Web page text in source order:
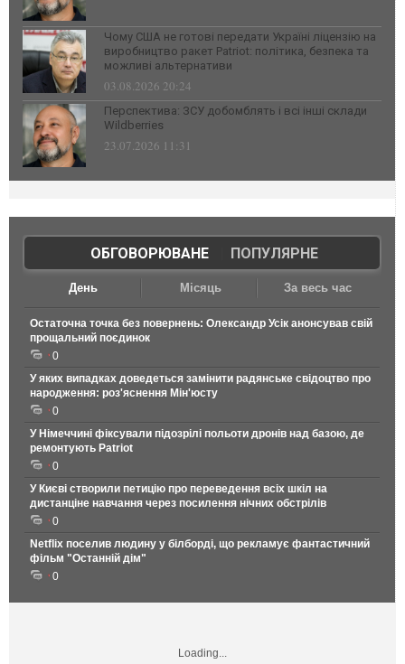
Чому США не готові передати Україні ліцензію на
виробництво ракет Patriot: політика, безпека та
можливі альтернативи
03.08.2026 20:24
Перспектива: ЗСУ добомблять і всі інші склади
Wildberries
23.07.2026 11:31
ОБГОВОРЮВАНЕ| ПОПУЛЯРНЕ
День Місяць За весь час
Остаточна точка без повернень: Олександр Усік анонсував свій
прощальний поєдинок
0
У яких випадках доведеться замінити радянське свідоцтво про
народження: роз'яснення Мін'юсту
0
У Німеччині фіксували підозрілі польоти дронів над базою, де
ремонтують Patriot
0
У Києві створили петицію про переведення всіх шкіл на
дистанціне навчання через посилення нічних обстрілів
0
Netflix поселив людину у білборді, що рекламує фантастичний
фільм "Останній дім"
0
Loading...